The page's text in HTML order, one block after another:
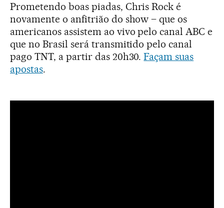
Prometendo boas piadas, Chris Rock é
novamente o anfitrião do show – que os
americanos assistem ao vivo pelo canal ABC e
que no Brasil será transmitido pelo canal
pago TNT, a partir das 20h30.Façam suas
apostas.